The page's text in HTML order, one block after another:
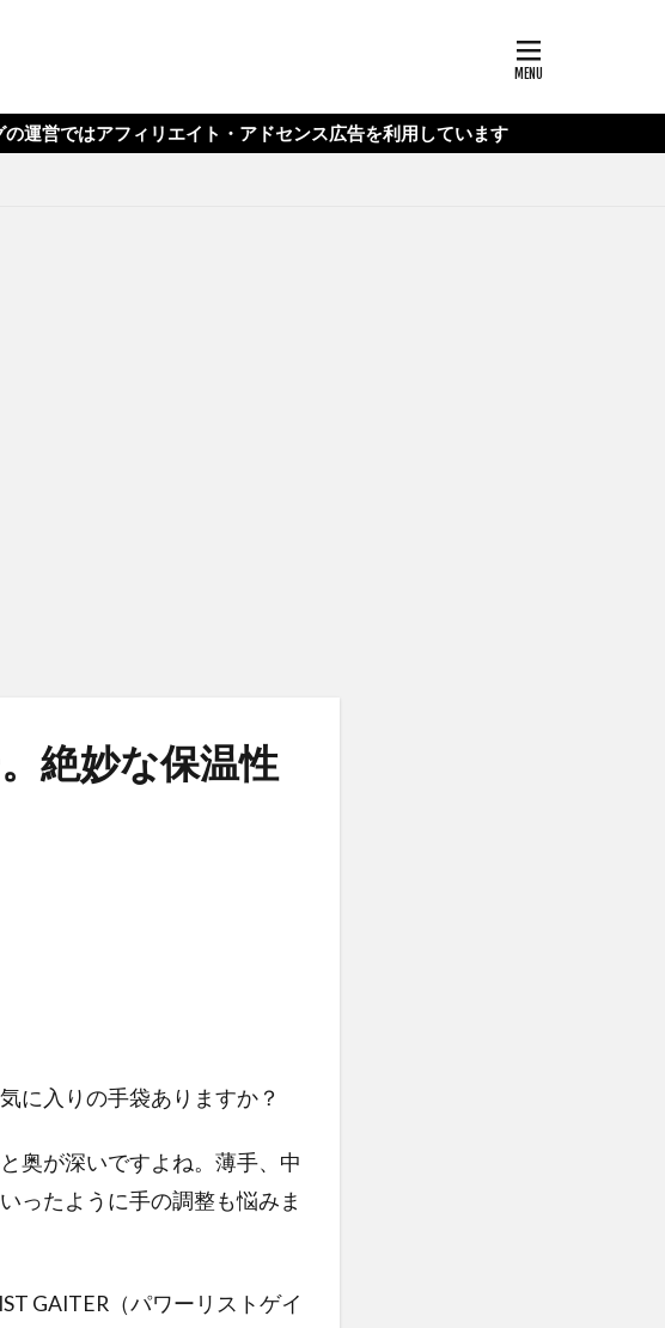
フィリエイト・アドセンス広告を利用しています
絶妙な保温性
に入りの手袋ありますか？
奥が深いですよね。薄手、中
ったように手の調整も悩みま
GAITER（パワーリストゲイ